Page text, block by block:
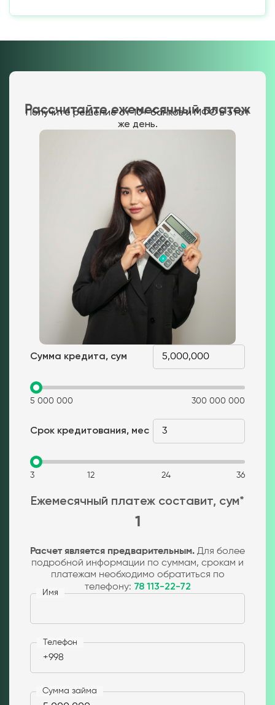
Рассчитайте ежемесячный платеж
Получите решение от 10+ банков и МФО в этот
же день.
Сумма кредита, сум
5 000 000 300 000 000
Срок кредитования, мес
3 12 24 36
Ежемесячный платеж составит, сум*
1
Расчет является предварительным. Для более
подробной информации по суммам, срокам и
платежам необходимо обратиться по
телефону: 78 113-22-72
Имя
Телефон
+998
Сумма займа